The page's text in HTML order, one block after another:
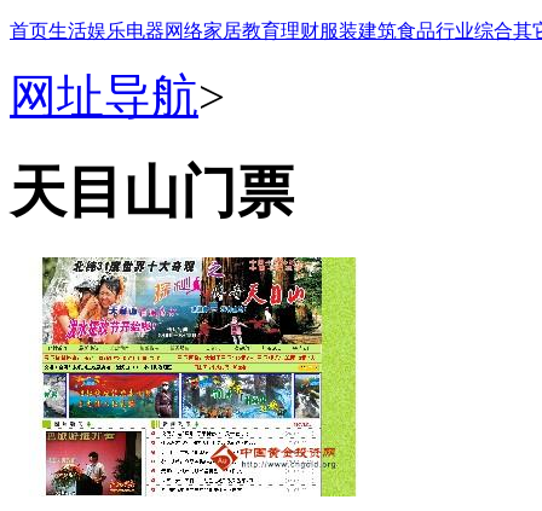
首页生活娱乐电器网络家居教育理财服装建筑食品行业综合其
网址导航>
天目山门票